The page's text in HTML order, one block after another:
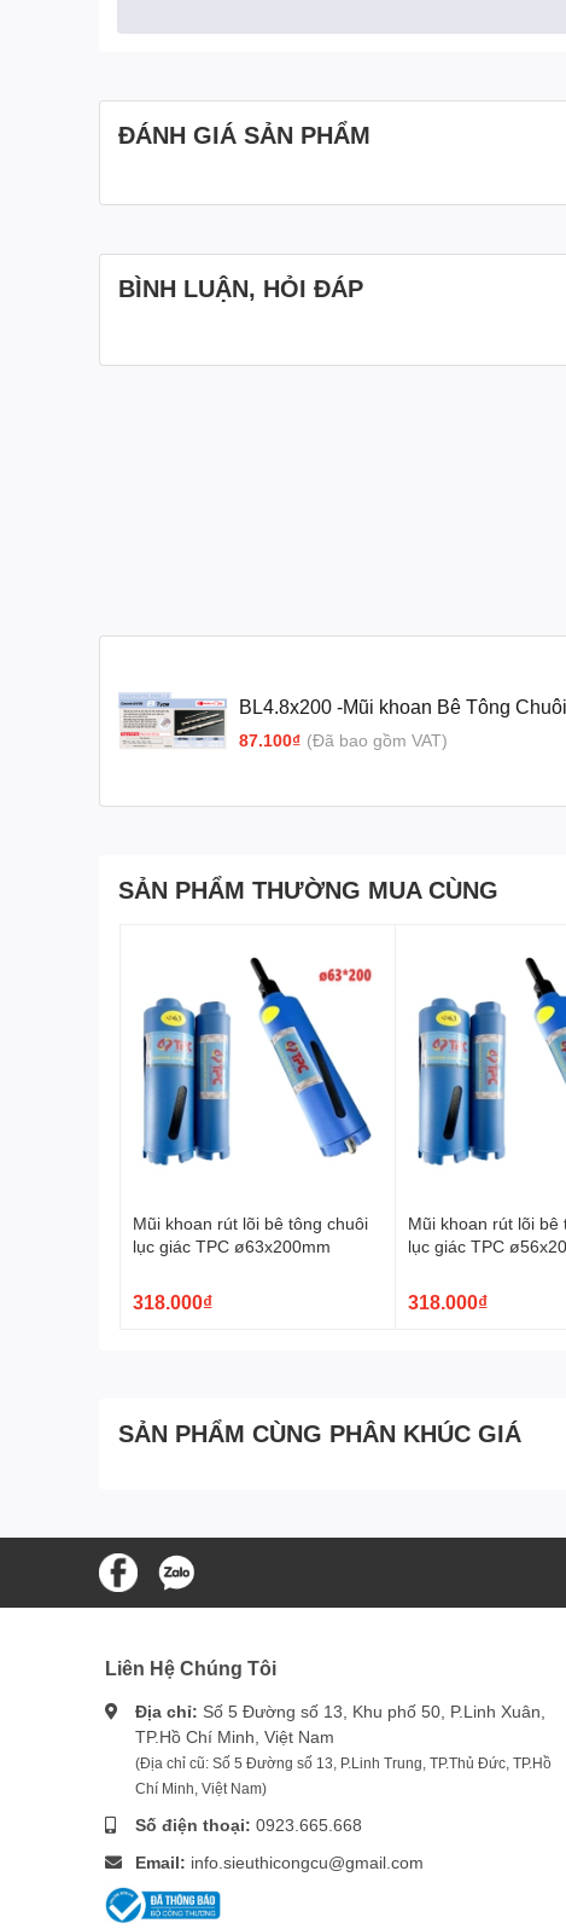
ĐÁNH GIÁ SẢN PHẨM
BÌNH LUẬN, HỎI ĐÁP
BL4.8x200 -Mũi khoan Bê Tông Chuôi
Type)
87.100₫ (Đã bao gồm VAT)
SẢN PHẨM THƯỜNG MUA CÙNG
Mũi khoan rút lõi bê tông chuôi
lục giác TPC ø63x200mm
318.000₫
Mũi khoan rút lõi bê
lục giác TPC
318.000₫
SẢN PHẨM CÙNG PHÂN KHÚC GIÁ
Liên Hệ Chúng Tôi
Địa chỉ: Số 5 Đường số 13, Khu phố 50, P.Linh Xuân,
TP.Hồ Chí Minh, Việt Nam
(Địa chỉ cũ: Số 5 Đường số 13, P.Linh Trung, TP.Thủ Đức, TP.Hồ
Chí Minh, Việt Nam)
Số điện thoại: 0923.665.668
Email: info.sieuthicongcu@gmail.com